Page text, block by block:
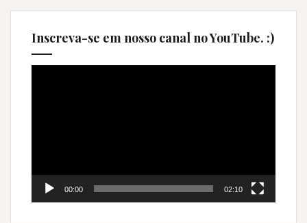
Inscreva-se em nosso canal no YouTube. :)
00:00 02:10